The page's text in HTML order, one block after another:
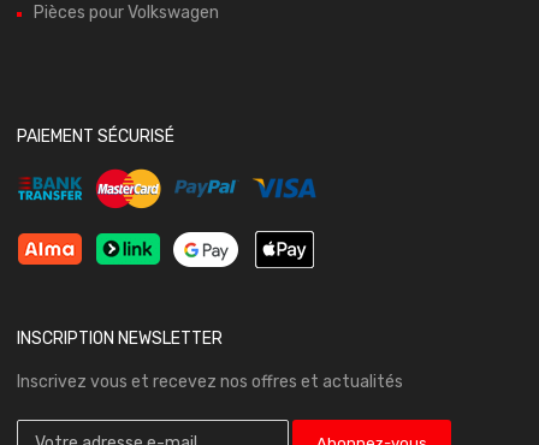
Pièces pour Volkswagen
PAIEMENT SÉCURISÉ
INSCRIPTION NEWSLETTER
Inscrivez vous et recevez nos offres et actualités